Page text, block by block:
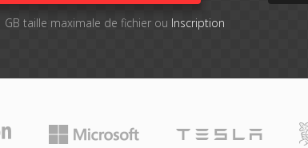
GB taille maximale de fichier ou Inscription